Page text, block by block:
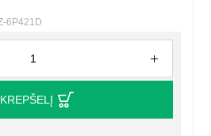
6P421D